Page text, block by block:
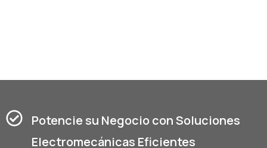
Potencie su Negocio con Soluciones
Electromecánicas Eficientes